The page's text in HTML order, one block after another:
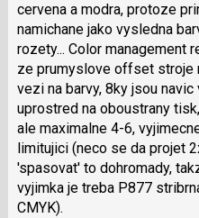
cervena a modra, protoze
namichane jako vysledna
rozety... Color management
ze prumyslove offset stroje
vezi na barvy, 8ky jsou
uprostred na oboustrany
ale maximalne 4-6,
limitujici (neco se da projet
'spasovat' to dohromady,
vyjimka je treba P877
CMYK).